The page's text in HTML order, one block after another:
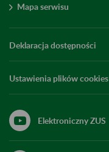
Mapa serwisu
Deklaracja dostępności
Ustawienia plików cookies
Elektroniczny ZUS